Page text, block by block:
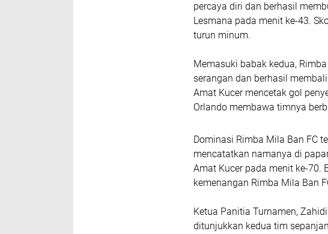
percaya diri dan berhasil
Lesmana pada menit ke-43.
turun minum.
Memasuki babak kedua,
serangan dan berhasil
Amat Kucer mencetak gol
Orlando membawa timnya
Dominasi Rimba Mila Ban FC
mencatatkan namanya di
Amat Kucer pada menit ke-70.
kemenangan Rimba Mila Ban
Ketua Panitia Turnamen,
ditunjukkan kedua tim